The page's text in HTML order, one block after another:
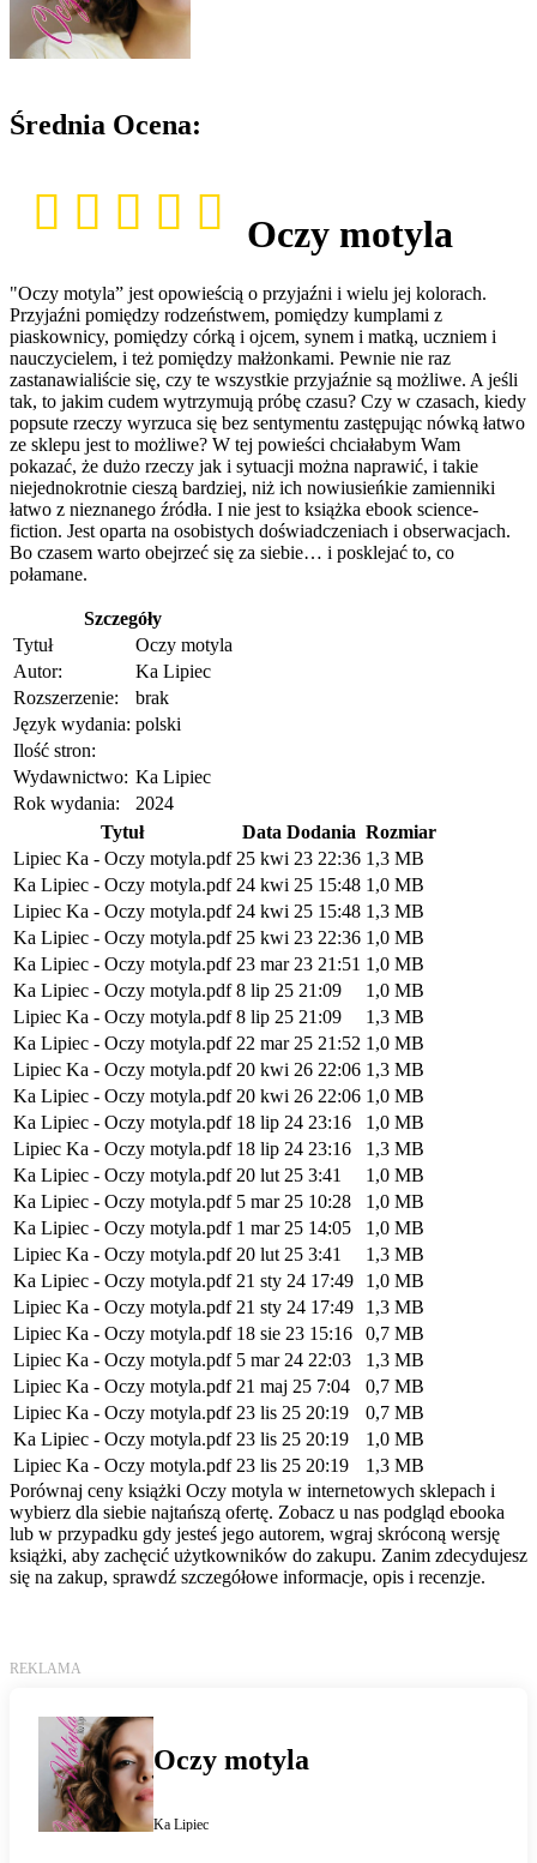
Średnia Ocena:
Oczy motyla
"Oczy motyla” jest opowieścią o przyjaźni i wielu jej kolorach.
Przyjaźni pomiędzy rodzeństwem, pomiędzy kumplami z
piaskownicy, pomiędzy córką i ojcem, synem i matką, uczniem i
nauczycielem, i też pomiędzy małżonkami. Pewnie nie raz
zastanawialiście się, czy te wszystkie przyjaźnie są możliwe. A jeśli
tak, to jakim cudem wytrzymują próbę czasu? Czy w czasach, kiedy
popsute rzeczy wyrzuca się bez sentymentu zastępując nówką łatwo
ze sklepu jest to możliwe? W tej powieści chciałabym Wam
pokazać, że dużo rzeczy jak i sytuacji można naprawić, i takie
niejednokrotnie cieszą bardziej, niż ich nowiusieńkie zamienniki
łatwo z nieznanego źródła. I nie jest to książka ebook science-
fiction. Jest oparta na osobistych doświadczeniach i obserwacjach.
Bo czasem warto obejrzeć się za siebie… i posklejać to, co
połamane.
Szczegóły
Tytuł
Oczy motyla
Autor:
Ka Lipiec
Rozszerzenie:
brak
Język wydania: polski
Ilość stron:
Wydawnictwo: Ka Lipiec
Rok wydania:
2024
Tytuł
Data Dodania Rozmiar
Lipiec Ka - Oczy motyla.pdf 25 kwi 23 22:36 1,3 MB
Ka Lipiec - Oczy motyla.pdf 24 kwi 25 15:48 1,0 MB
Lipiec Ka - Oczy motyla.pdf 24 kwi 25 15:48 1,3 MB
Ka Lipiec - Oczy motyla.pdf 25 kwi 23 22:36 1,0 MB
Ka Lipiec - Oczy motyla.pdf 23 mar 23 21:51 1,0 MB
Ka Lipiec - Oczy motyla.pdf 8 lip 25 21:09
1,0 MB
Lipiec Ka - Oczy motyla.pdf 8 lip 25 21:09
1,3 MB
Ka Lipiec - Oczy motyla.pdf 22 mar 25 21:52 1,0 MB
Lipiec Ka - Oczy motyla.pdf 20 kwi 26 22:06 1,3 MB
Ka Lipiec - Oczy motyla.pdf 20 kwi 26 22:06 1,0 MB
Ka Lipiec - Oczy motyla.pdf 18 lip 24 23:16
1,0 MB
Lipiec Ka - Oczy motyla.pdf 18 lip 24 23:16
1,3 MB
Ka Lipiec - Oczy motyla.pdf 20 lut 25 3:41
1,0 MB
Ka Lipiec - Oczy motyla.pdf 5 mar 25 10:28
1,0 MB
Ka Lipiec - Oczy motyla.pdf 1 mar 25 14:05
1,0 MB
Lipiec Ka - Oczy motyla.pdf 20 lut 25 3:41
1,3 MB
Ka Lipiec - Oczy motyla.pdf 21 sty 24 17:49
1,0 MB
Lipiec Ka - Oczy motyla.pdf 21 sty 24 17:49
1,3 MB
Lipiec Ka - Oczy motyla.pdf 18 sie 23 15:16
0,7 MB
Lipiec Ka - Oczy motyla.pdf 5 mar 24 22:03
1,3 MB
Lipiec Ka - Oczy motyla.pdf 21 maj 25 7:04
0,7 MB
Lipiec Ka - Oczy motyla.pdf 23 lis 25 20:19
0,7 MB
Ka Lipiec - Oczy motyla.pdf 23 lis 25 20:19
1,0 MB
Lipiec Ka - Oczy motyla.pdf 23 lis 25 20:19
1,3 MB
Porównaj ceny książki Oczy motyla w internetowych sklepach i
wybierz dla siebie najtańszą ofertę. Zobacz u nas podgląd ebooka
lub w przypadku gdy jesteś jego autorem, wgraj skróconą wersję
książki, aby zachęcić użytkowników do zakupu. Zanim zdecydujesz
się na zakup, sprawdź szczegółowe informacje, opis i recenzje.